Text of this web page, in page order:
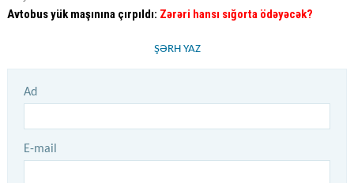
Avtobus yük maşınına çırpıldı: Zərəri hansı sığorta ödəyəcək?
ŞƏRH YAZ
Ad
E-mail